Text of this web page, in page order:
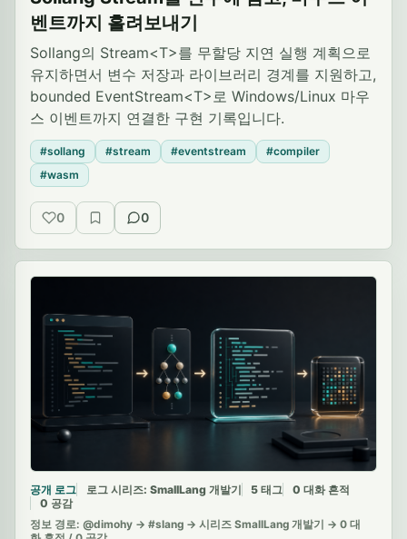
벤트까지 흘려보내기
Sollang의 Stream<T>를 무할당 지연 실행 계획으로
유지하면서 변수 저장과 라이브러리 경계를 지원하고,
bounded EventStream<T>로 Windows/Linux 마우
스 이벤트까지 연결한 구현 기록입니다.
#sollang #stream #eventstream
#compiler
#wasm
0
공감 저장 0
대화 흔적
공개 로그 로그 시리즈: SmallLang 개발기 5 태그
0 대화 흔적
0 공감
정보 경로: @dimohy -> #slang -> 시리즈 SmallLang 개발기 -> 0 대